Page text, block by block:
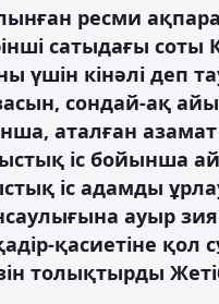
ресми
сатыдағы
үшін кінәлі деп
сондай-ақ
аталған
іс бойынша
іс адамды
ауыр
қасиетіне қол
толықтырды